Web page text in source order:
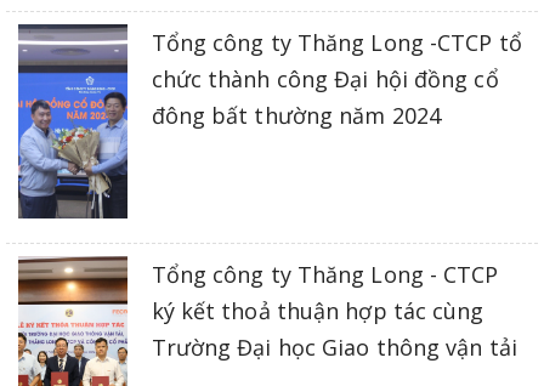
Tổng công ty Thăng Long -CTCP tổ
chức thành công Đại hội đồng cổ
đông bất thường năm 2024
Tổng công ty Thăng Long - CTCP
ký kết thoả thuận hợp tác cùng
Trường Đại học Giao thông vận tải